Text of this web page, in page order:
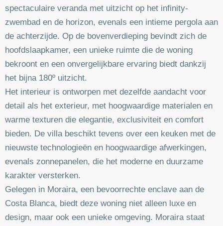
spectaculaire veranda met uitzicht op het infinity-
zwembad en de horizon, evenals een intieme pergola aan
de achterzijde. Op de bovenverdieping bevindt zich de
hoofdslaapkamer, een unieke ruimte die de woning
bekroont en een onvergelijkbare ervaring biedt dankzij
het bijna 180º uitzicht.
Het interieur is ontworpen met dezelfde aandacht voor
detail als het exterieur, met hoogwaardige materialen en
warme texturen die elegantie, exclusiviteit en comfort
bieden. De villa beschikt tevens over een keuken met de
nieuwste technologieën en hoogwaardige afwerkingen,
evenals zonnepanelen, die het moderne en duurzame
karakter versterken.
Gelegen in Moraira, een bevoorrechte enclave aan de
Costa Blanca, biedt deze woning niet alleen luxe en
design, maar ook een unieke omgeving. Moraira staat